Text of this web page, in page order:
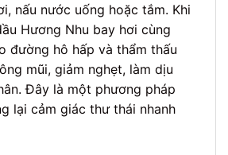
nấu nước uống hoặc tắm. Khi
Hương Nhu bay hơi cùng
đường hô hấp và thẩm thấu
mũi, giảm nghẹt, làm dịu
Đây là một phương pháp
lại cảm giác thư thái nhanh